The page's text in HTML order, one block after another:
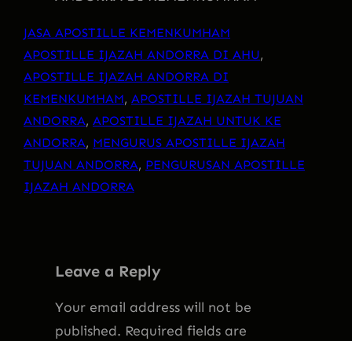
JASA APOSTILLE KEMENKUMHAM
APOSTILLE IJAZAH ANDORRA DI AHU
APOSTILLE IJAZAH ANDORRA DI
KEMENKUMHAM, APOSTILLE IJAZAH TUJUAN
ANDORRA, APOSTILLE IJAZAH UNTUK KE
ANDORRA, MENGURUS APOSTILLE IJAZAH
TUJUAN ANDORRA, PENGURUSAN APOSTILLE
IJAZAH ANDORRA
Leave a Reply
Your email address will not be
published. Required fields are